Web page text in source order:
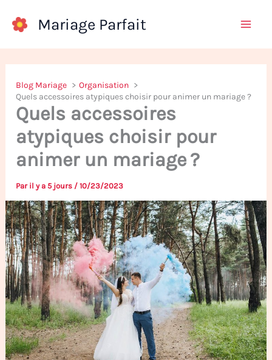
Mariage Parfait
Blog Mariage
Organisation
Quels accessoires atypiques choisir pour animer un mariage ?
Quels accessoires
atypiques choisir pour
animer un mariage ?
Par il y a 5 jours /10/23/2023